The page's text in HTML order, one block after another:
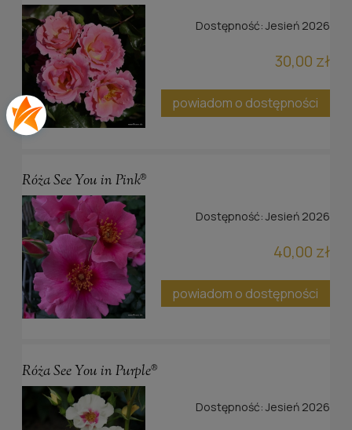
Dostępność: Jesień 2026
30,00 zł
powiadom o dostępności
Róża See You in Pink®
Dostępność: Jesień 2026
40,00 zł
powiadom o dostępności
Róża See You in Purple®
Dostępność: Jesień 2026